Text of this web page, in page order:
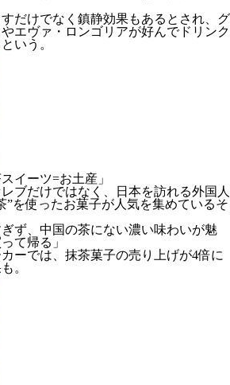
だけでなく鎮静効果もあるとされ、グ
エヴァ・ロンゴリアが好んでドリンク
いう。
イーツ=お土産」
ブだけではなく、日本を訪れる外国人
”を使ったお菓子が人気を集めているそ
ぎず、中国の茶にない濃い味わいが魅
て帰る」
ーでは、抹茶菓子の売り上げが4倍に
。